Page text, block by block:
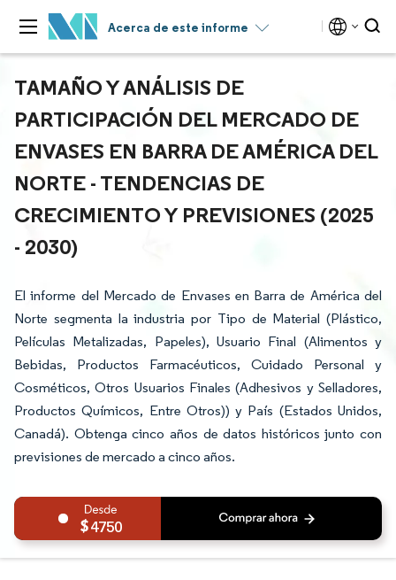
Acerca de este informe
TAMAÑO Y ANÁLISIS DE
PARTICIPACIÓN DEL MERCADO DE
ENVASES EN BARRA DE AMÉRICA DEL
NORTE - TENDENCIAS DE
CRECIMIENTO Y PREVISIONES (2025
- 2030)
El informe del Mercado de Envases en Barra de América del
Norte segmenta la industria por Tipo de Material (Plástico,
Películas Metalizadas, Papeles), Usuario Final (Alimentos y
Bebidas, Productos Farmacéuticos, Cuidado Personal y
Cosméticos, Otros Usuarios Finales (Adhesivos y Selladores,
Productos Químicos, Entre Otros)) y País (Estados Unidos,
Canadá). Obtenga cinco años de datos históricos junto con
previsiones de mercado a cinco años.
4750